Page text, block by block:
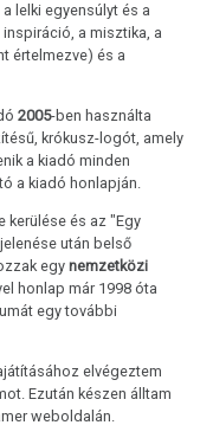
lelki egyensúlyt és a
a misztika, a
értelmezve) és a
2005-ben használta
krókusz-logót, amely
a kiadó minden
a kiadó honlapján.
kerülése és az "Egy
után belső
egynemzetközi
honlap már 1998 óta
egy további
elvégeztem
Ezután készen álltam
weboldalán.